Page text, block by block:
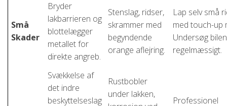
Små
Skader
Bryder
lakbarrieren og
blottelægger
metallet for
direkte angreb.
Stenslag, ridser,
skrammer med
begyndende
orange aflejring.
Lap selv små
med touch-up
Undersøg bilen
regelmæssigt.
Svækkelse af
det indre
beskyttelseslag
Rustbobler
under lakken,
Professionel